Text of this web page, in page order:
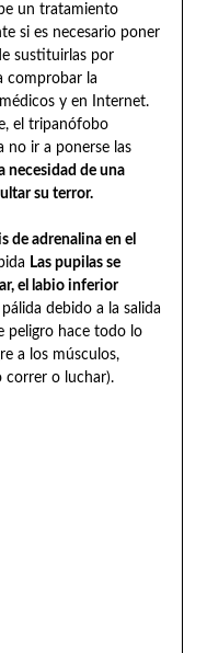
un tratamiento
si es necesario poner
sustituirlas por
comprobar la
y en Internet.
el tripanófobo
no ir a ponerse las
necesidad de una
su terror.
de adrenalina en el
Las pupilas se
el labio inferior
debido a la salida
peligro hace todo lo
a los músculos,
correr o luchar).